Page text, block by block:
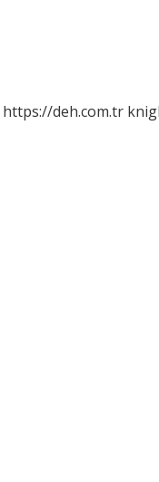
https://deh.com.tr